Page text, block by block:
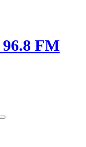
FM